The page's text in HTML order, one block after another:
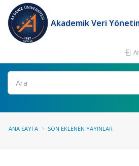
Akademik Veri
Ara
ANA SAYFA SON EKLENEN YAYINLAR